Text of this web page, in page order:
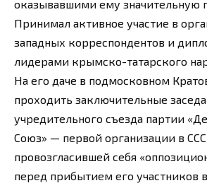
оказывавшими ему значительную
Принимал активное участие в
западных корреспондентов и
лидерами крымско-татарского
На его даче в подмосковном
проходить заключительные
учредительного съезда партии
Союз» — первой организации в
провозгласившей себя
перед прибытием его участников